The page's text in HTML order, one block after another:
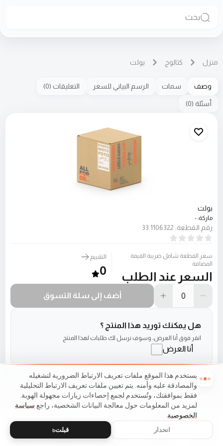
بحث
منزل كتالوج بولت
وصف سمات الرسم البياني للسعر التعليقات (
0
)
أسئلة (
0
)
بولت
ماركة:
-
رقم القطعة:
33.1106322
سعر القطعة شامل ضريبة القيمة
المضافة
السعر عند الطلب
التقييم
0
أضف إلى سلة التسوق
هل يمكنك توريد هذا المنتج ؟
انقر فوق أنا العرض، وسوف نرسل لك طلبات لهذا المنتج
أنا العرض
كتالوج قائمة طعام مفضلات
يستخدم هذا الموقع ملفات تعريف الارتباط الضرورية لتشغيله
والمصادقة عليه وأمنه. يتم تعيين ملفات تعريف الارتباط التحليلية
فقط بموافقتك، وتُستخدم لجمع إحصاءات زيارات مجهولة الهوية.
لمزيد من المعلومات حول معالجة البيانات الشخصية، راجع سياسة
الخصوصية.
انحدار قبلتь